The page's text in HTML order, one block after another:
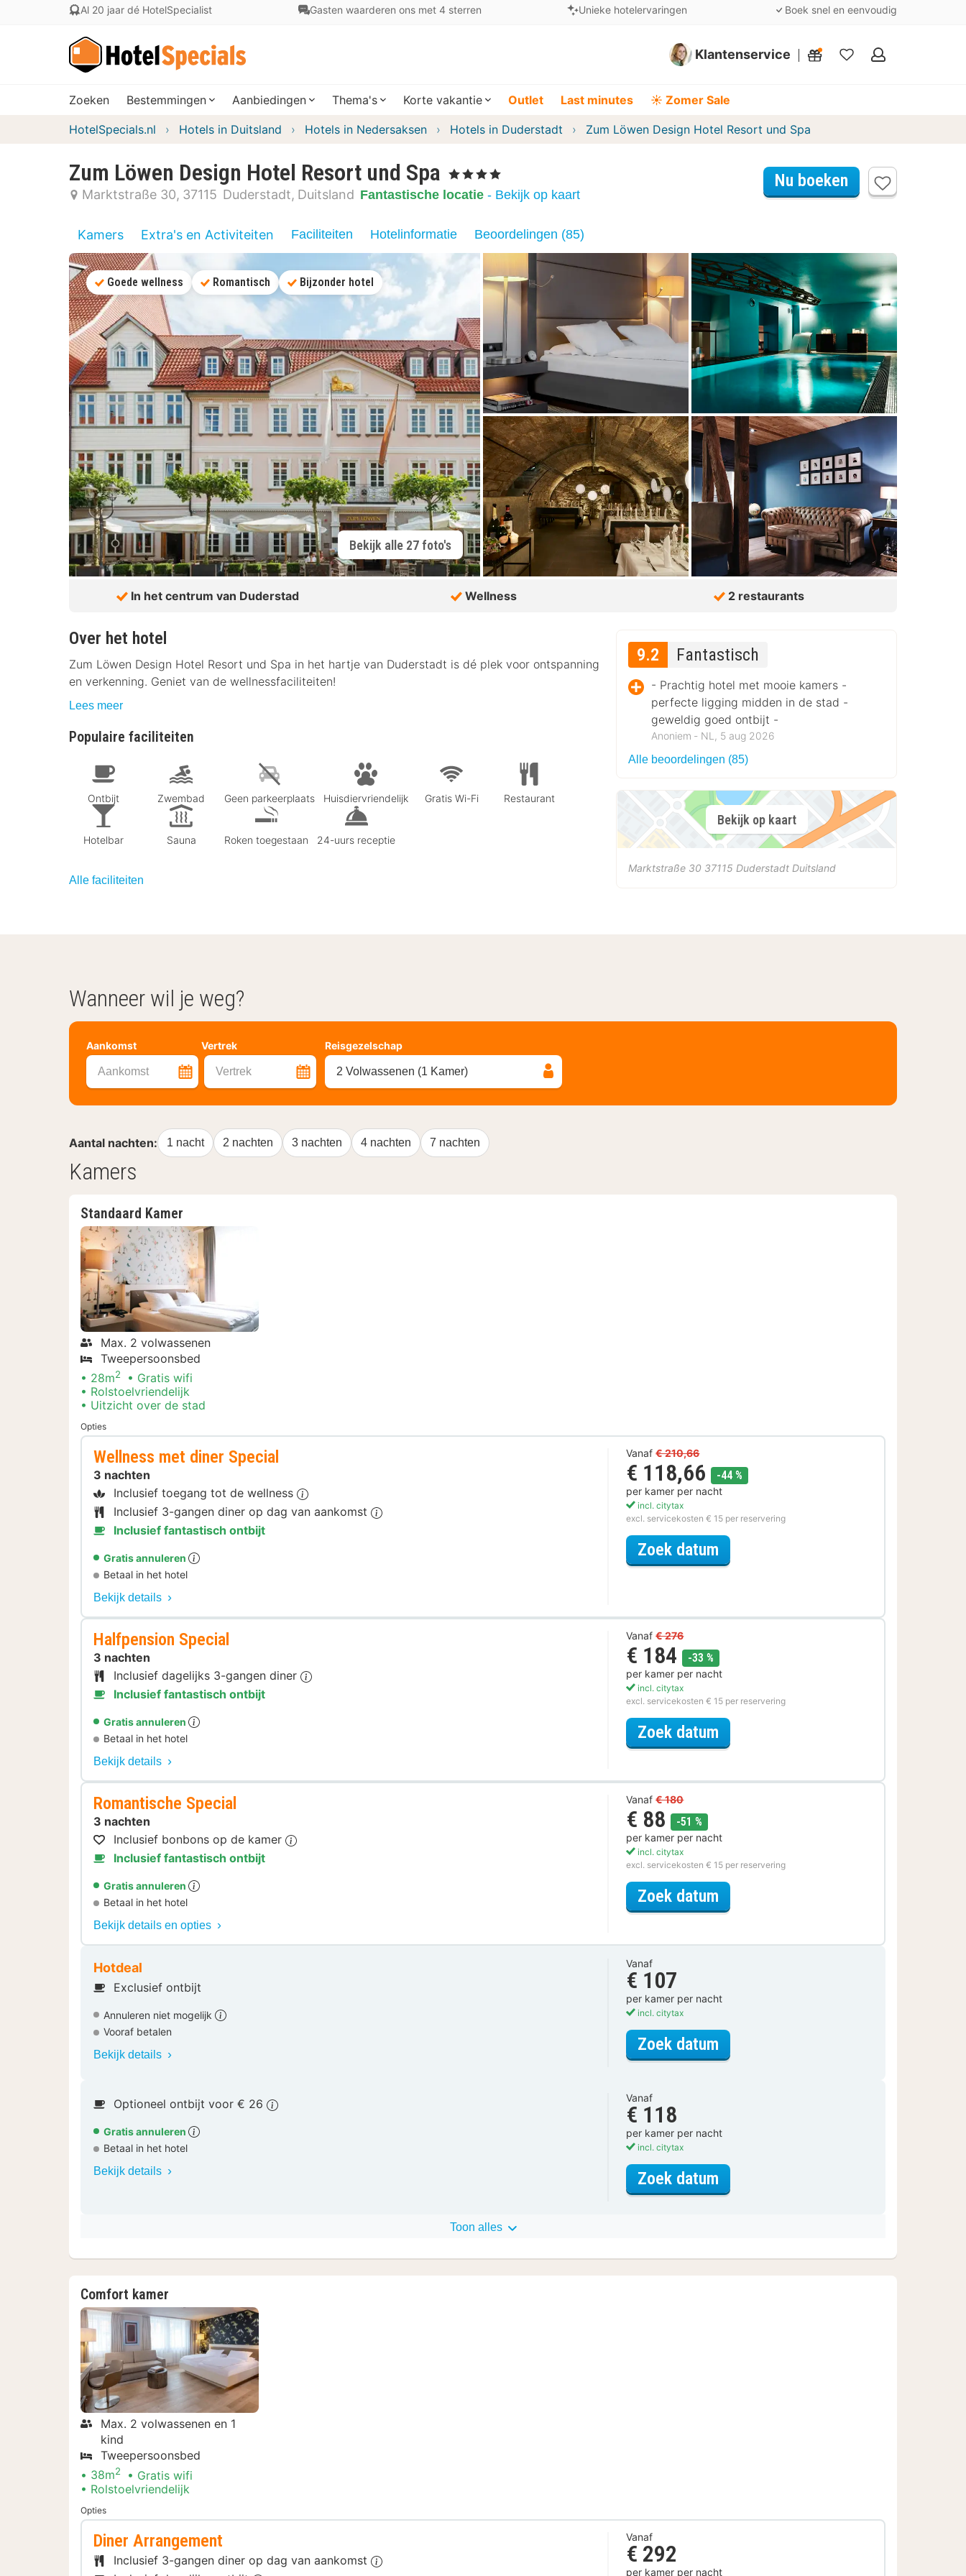
Al 20 jaar dé HotelSpecialist Gasten waarderen ons met 4 sterren Unieke hotelervaringen Boek snel en eenvoudig
Klantenservice
Mijn
Zoeken Bestemmingen Aanbiedingen Thema's Korte vakantie Outlet Last minutes ☀️ Zomer Sale
HotelSpecials.nl Hotels in Duitsland Hotels in Nedersaksen Hotels in Duderstadt Zum Löwen Design Hotel Resort und Spa
Zum Löwen Design Hotel Resort und Spa , 4 Sterren
Marktstraße 30 37115 Duderstadt Duitsland Fantastische locatie - Bekijk op kaart
Nu boeken
Kamers Extra's en Activiteiten Faciliteiten Hotelinformatie Beoordelingen (85)
Bekijk alle 27 foto's
Goede wellness Romantisch Bijzonder hotel
In het centrum van Duderstad Wellness 2 restaurants
Over het hotel
Zum Löwen Design Hotel Resort und Spa in het hartje van Duderstadt is dé plek voor ontspanning
en verkenning. Geniet van de wellnessfaciliteiten!
Lees meer
Populaire faciliteiten
Ontbijt Zwembad Geen parkeerplaats Huisdiervriendelijk Gratis Wi-Fi Restaurant
Hotelbar Sauna Roken toegestaan 24-uurs receptie
Alle faciliteiten
9.2 Fantastisch
- Prachtig hotel met mooie kamers -
perfecte ligging midden in de stad -
geweldig goed ontbijt -
Anoniem ‐ NL, 5 aug 2026
Alle beoordelingen (85)
Bekijk op kaart
Marktstraße 30 37115 Duderstadt Duitsland
Wanneer wil je weg?
Aankomst Vertrek
Aankomst Vertrek
Reisgezelschap
2 Volwassenen (1 Kamer)
Aantal nachten: 1 nacht 2 nachten 3 nachten 4 nachten 7 nachten
Kamers
Standaard Kamer
Max. 2 volwassenen
Tweepersoonsbed
28m2
Gratis wifi
Rolstoelvriendelijk
Uitzicht over de stad
Opties
Wellness met diner Special
3 nachten
Inclusief toegang tot de wellness
Inclusief 3-gangen diner op dag van aankomst
Inclusief fantastisch ontbijt
Gratis annuleren
Betaal in het hotel
Bekijk details
Vanaf € 210,66
€ 118,66 -44 %
per kamer per nacht
incl. citytax
excl. servicekosten € 15 per reservering
Zoek datum
Halfpension Special
3 nachten
Inclusief dagelijks 3-gangen diner
Inclusief fantastisch ontbijt
Gratis annuleren
Betaal in het hotel
Bekijk details
Vanaf € 276
€ 184 -33 %
per kamer per nacht
incl. citytax
excl. servicekosten € 15 per reservering
Zoek datum
Romantische Special
3 nachten
Inclusief bonbons op de kamer
Inclusief fantastisch ontbijt
Gratis annuleren
Betaal in het hotel
Bekijk details en opties
Vanaf € 180
€ 88 -51 %
per kamer per nacht
incl. citytax
excl. servicekosten € 15 per reservering
Zoek datum
Hotdeal
Exclusief ontbijt
Annuleren niet mogelijk
Vooraf betalen
Bekijk details
Vanaf
€ 107
per kamer per nacht
incl. citytax
Zoek datum
Optioneel ontbijt voor € 26
Gratis annuleren
Betaal in het hotel
Bekijk details
Vanaf
€ 118
per kamer per nacht
incl. citytax
Zoek datum
Toon alles
Comfort kamer
Max. 2 volwassenen en 1
kind
Tweepersoonsbed
38m2
Gratis wifi
Rolstoelvriendelijk
Opties
Diner Arrangement
Inclusief 3-gangen diner op dag van aankomst
Vanaf
€ 292
per kamer per nacht